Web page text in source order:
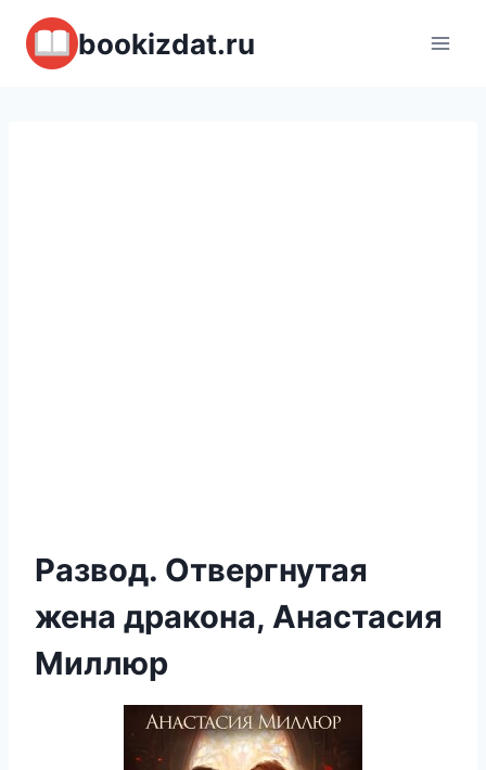
Перейти
содержимому
bookizdat.ru
Развод. Отвергнутая
жена дракона, Анастасия
Миллюр